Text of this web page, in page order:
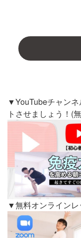
▼YouTubeチャン
トさせましょう！(
▼無料オンラインレ